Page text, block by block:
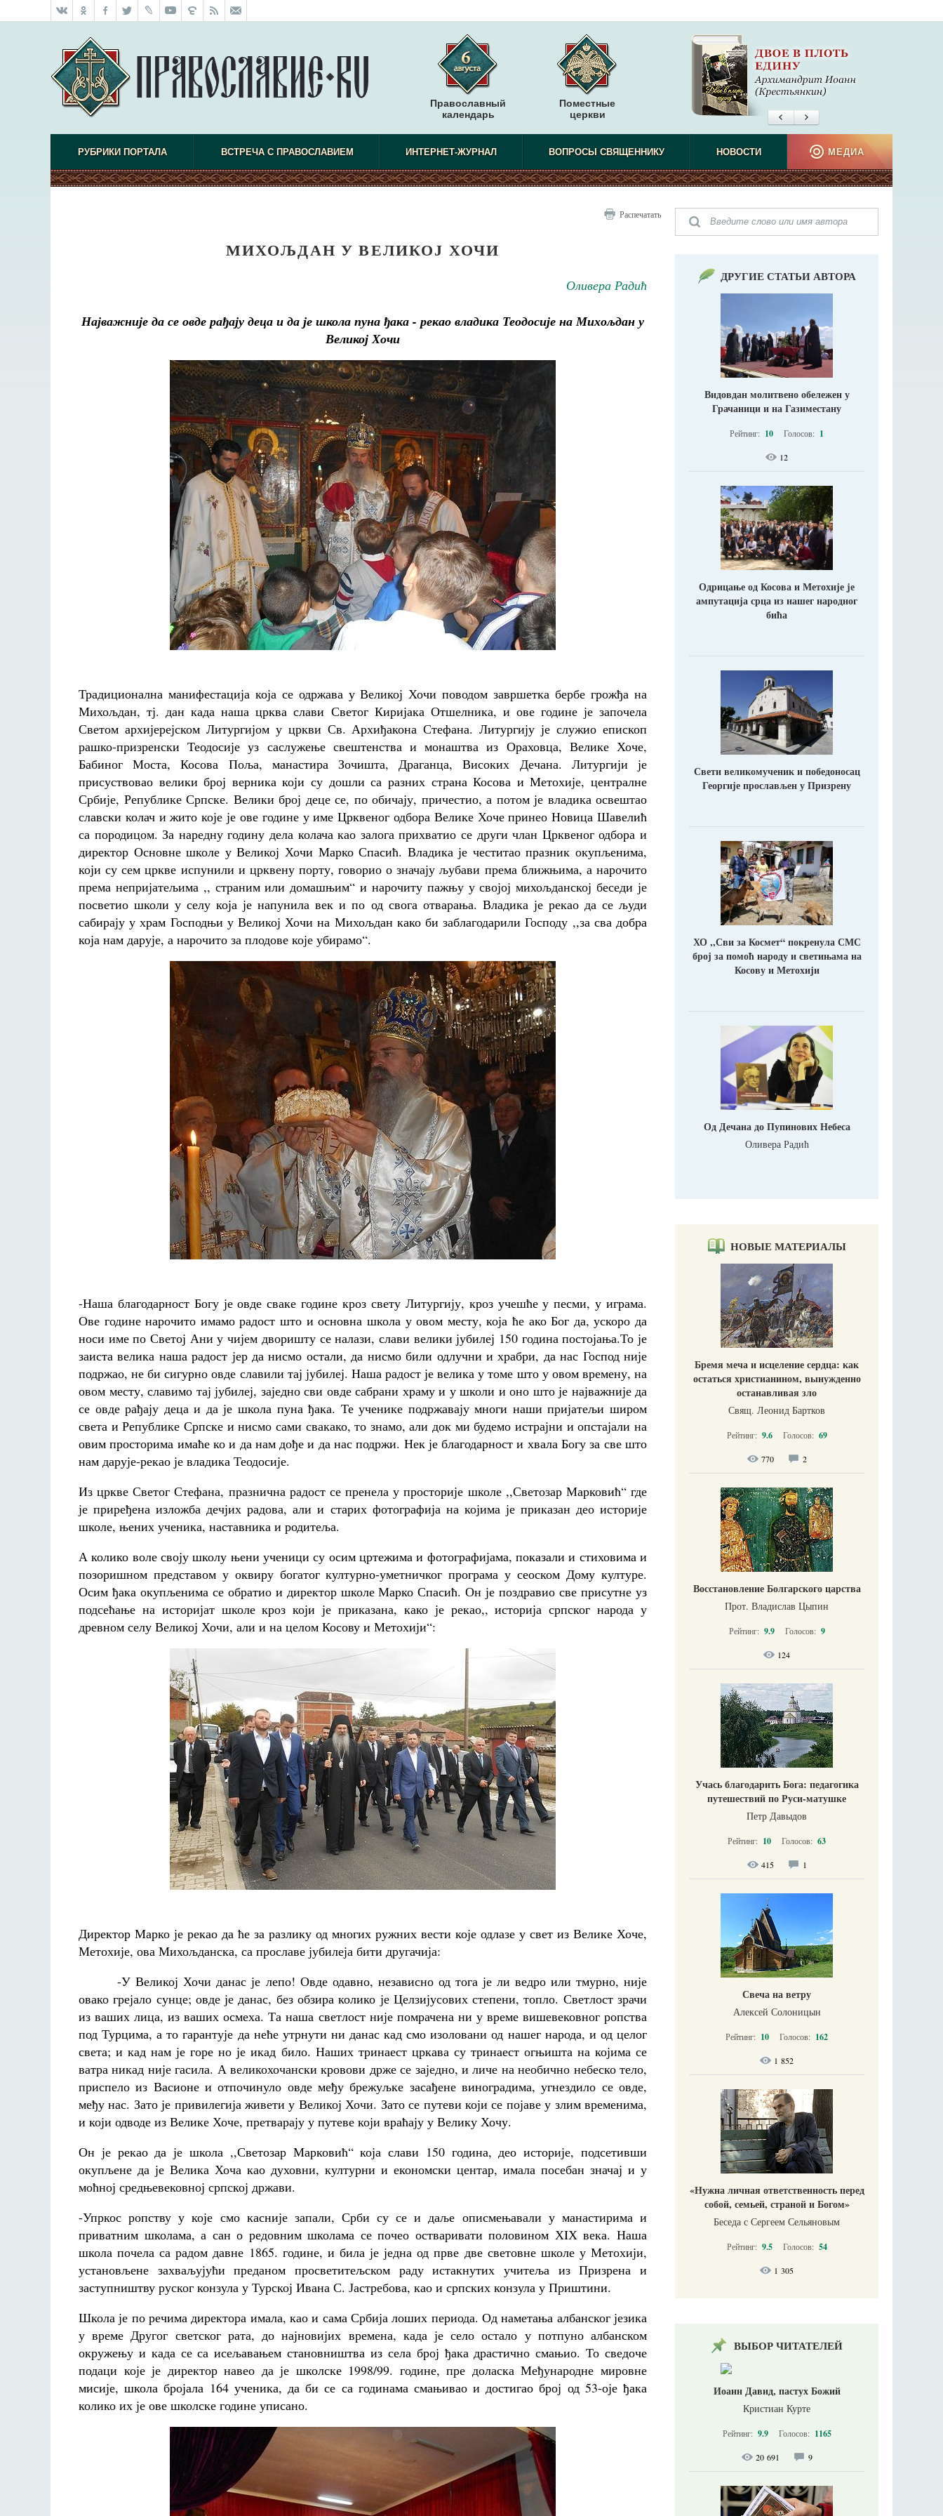
Поместные
церкви
Православный
календарь
РУБРИКИ ПОРТАЛА ВСТРЕЧА С ПРАВОСЛАВИЕМ ИНТЕРНЕТ-ЖУРНАЛ ВОПРОСЫ СВЯЩЕННИКУ НОВОСТИ МЕДИА
Распечатать
МИХОЉДАН У ВЕЛИКОЈ ХОЧИ
Оливера Радић
Најважније да се овде рађају деца и да је школа пуна ђака - рекао владика Теодосије на Михољдан у
Великој Хочи
Традиционална манифестација која се одржава у Великој Хочи поводом завршетка бербе грожђа на
Михољдан, тј. дан када наша црква слави Светог Киријака Отшелника, и ове године је започела
Светом архијерејском Литургијом у цркви Св. Архиђакона Стефана. Литургију је служио епископ
рашко-призренски Теодосије уз саслужење свештенства и монаштва из Ораховца, Велике Хоче,
Бабиног Моста, Косова Поља, манастира Зочишта, Драганца, Високих Дечана. Литургији је
присуствовао велики број верника који су дошли са разних страна Косова и Метохије, централне
Србије, Републике Српске. Велики број деце се, по обичају, причестио, а потом је владика освештао
славски колач и жито које је ове године у име Црквеног одбора Велике Хоче принео Новица Шавелић
са породицом. За наредну годину дела колача као залога прихватио се други члан Црквеног одбора и
директор Основне школе у Великој Хочи Марко Спасић. Владика је честитао празник окупљенима,
који су сем цркве испунили и црквену порту, говорио о значају љубави према ближњима, а нарочито
према непријатељима ,, страним или домашњим“ и нарочиту пажњу у својој михољданској беседи је
посветио школи у селу која је напунила век и по од свога отварања. Владика је рекао да се људи
сабирају у храм Господњи у Великој Хочи на Михољдан како би заблагодарили Господу ,,за сва добра
која нам дарује, а нарочито за плодове које убирамо“.
-Наша благодарност Богу је овде сваке године кроз свету Литургију, кроз учешће у песми, у играма.
Ове године нарочито имамо радост што и основна школа у овом месту, која ће ако Бог да, ускоро да
носи име по Светој Ани у чијем дворишту се налази, слави велики јубилеј 150 година постојања.То је
заиста велика наша радост јер да нисмо остали, да нисмо били одлучни и храбри, да нас Господ није
подржао, не би сигурно овде славили тај јубилеј. Наша радост је велика у томе што у овом времену, на
овом месту, славимо тај јубилеј, заједно сви овде сабрани храму и у школи и оно што је најважније да
се овде рађају деца и да је школа пуна ђака. Те ученике подржавају многи наши пријатељи широм
света и Републике Српске и нисмо сами свакако, то знамо, али док ми будемо истрајни и опстајали на
овим просторима имаће ко и да нам дође и да нас подржи. Нек је благодарност и хвала Богу за све што
нам дарује-рекао је владика Теодосије.
Из цркве Светог Стефана, празнична радост се пренела у просторије школе ,,Светозар Марковић“ где
је приређена изложба дечјих радова, али и старих фотографија на којима је приказан део историје
школе, њених ученика, наставника и родитеља.
А колико воле своју школу њени ученици су осим цртежима и фотографијама, показали и стиховима и
позоришном представом у оквиру богатог културно-уметничког програма у сеоском Дому културе.
Осим ђака окупљенима се обратио и директор школе Марко Спасић. Он је поздравио све присутне уз
подсећање на историјат школе кроз који је приказана, како је рекао,, историја српског народа у
древном селу Великој Хочи, али и на целом Косову и Метохији“:
Директор Марко је рекао да ће за разлику од многих ружних вести које одлазе у свет из Велике Хоче,
Метохије, ова Михољданска, са прославе јубилеја бити другачија:
-У Великој Хочи данас је лепо! Овде одавно, независно од тога је ли ведро или тмурно, није
овако грејало сунце; овде је данас, без обзира колико је Целзијусових степени, топло. Светлост зрачи
из ваших лица, из ваших осмеха. Та наша светлост није помрачена ни у време вишевековног ропства
под Турцима, а то гарантује да неће утрнути ни данас кад смо изоловани од нашег народа, и од целог
света; и кад нам је горе но је икад било. Наших тринаест цркава су тринаест огњишта на којима се
ватра никад није гасила. А великохочански кровови држе се заједно, и личе на необично небеско тело,
приспело из Васионе и отпочинуло овде међу брежуљке засађене виноградима, угнездило се овде,
међу нас. Зато је привилегија живети у Великој Хочи. Зато се путеви који се појаве у злим временима,
и који одводе из Велике Хоче, претварају у путеве који враћају у Велику Хочу.
Он је рекао да је школа ,,Светозар Марковић“ која слави 150 година, део историје, подсетивши
окупљене да је Велика Хоча као духовни, културни и економски центар, имала посебан значај и у
моћној средњевековној српској држави.
-Упркос ропству у које смо касније запали, Срби су се и даље описмењавали у манастирима и
приватним школама, а сан о редовним школама се почео остваривати половином ХIХ века. Наша
школа почела са радом давне 1865. године, и била је једна од прве две световне школе у Метохији,
установљене захваљујући преданом просветитељском раду истакнутих учитеља из Призрена и
заступништву руског конзула у Турској Ивана С. Јастребова, као и српских конзула у Приштини.
Школа је по речима директора имала, као и сама Србија лоших периода. Од наметања албанског језика
у време Другог светског рата, до најновијих времена, када је село остало у потпуно албанском
окружењу и када се са исељавањем становништва из села број ђака драстично смањио. То сведоче
подаци које је директор навео да је школске 1998/99. године, пре доласка Међународне мировне
мисије, школа бројала 164 ученика, да би се са годинама смањивао и достигао број од 53-оје ђака
колико их је ове школске године уписано.
ДРУГИЕ СТАТЬИ АВТОРА
Видовдан молитвено обележен у
Грачаници и на Газиместану
Рейтинг: 10 Голосов: 1
12
Одрицање од Косова и Метохије jе
ампутација срца из нашег народног
бића
Свети великомученик и победоносац
Георгије прослављен у Призрену
ХО ,,Сви за Космет“ покренула СМС
број за помоћ народу и светињама на
Косову и Метохији
Од Дечана до Пупинових Небеса
Оливера Радић
НОВЫЕ МАТЕРИАЛЫ
Бремя меча и исцеление сердца: как
остаться христианином, вынужденно
останавливая зло
Свящ. Леонид Бартков
Рейтинг: 9.6 Голосов: 69
770 2
Восстановление Болгарского царства
Прот. Владислав Цыпин
Рейтинг: 9.9 Голосов: 9
124
Учась благодарить Бога: педагогика
путешествий по Руси-матушке
Петр Давыдов
Рейтинг: 10 Голосов: 63
415 1
Свеча на ветру
Алексей Солоницын
Рейтинг: 10 Голосов: 162
1 852
«Нужна личная ответственность перед
собой, семьей, страной и Богом»
Беседа с Сергеем Сельяновым
Рейтинг: 9.5 Голосов: 54
1 305
ВЫБОР ЧИТАТЕЛЕЙ
Иоанн Давид, пастух Божий
Кристиан Курте
Рейтинг: 9.9 Голосов: 1165
20 691 9